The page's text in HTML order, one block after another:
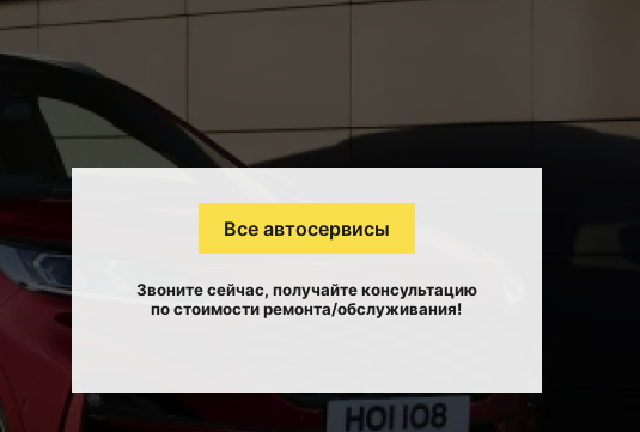
Все автосервисы
Звоните сейчас, получайте консультацию
по стоимости ремонта/обслуживания!